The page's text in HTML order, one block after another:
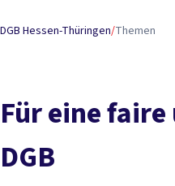
DGB Hessen-Thüringen/Themen
Für eine
DGB